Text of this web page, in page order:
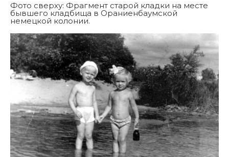
Фото сверху: Фрагмент старой кладки на месте
бывшего кладбища в Ораниенбаумской
немецкой колонии.